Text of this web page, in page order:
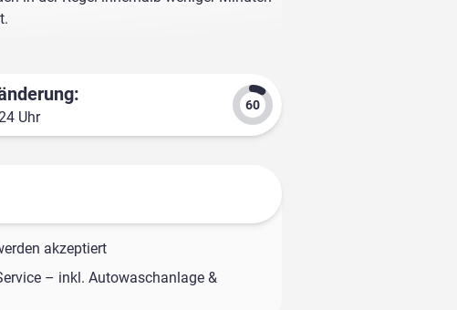
Uhr
akzeptiert
– inkl. Autowaschanlage &